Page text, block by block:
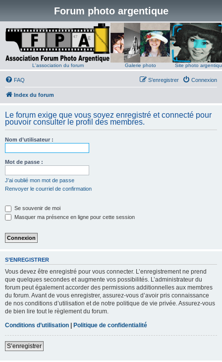
Forum photo argentique
L'association du forum Galerie photo Site photo
FAQ Connexion
S’enregistrer
Index du forum
Le forum exige que vous soyez enregistré et connecté pour
pouvoir consulter le profil des membres.
Nom d’utilisateur :
Mot de passe :
J’ai oublié mon mot de passe
Renvoyer le courriel de confirmation
Se souvenir de moi
Masquer ma présence en ligne pour cette session
S’ENREGISTRER
Vous devez être enregistré pour vous connecter. L’enregistrement ne prend
que quelques secondes et augmente vos possibilités. L’administrateur du
forum peut également accorder des permissions additionnelles aux membres
du forum. Avant de vous enregistrer, assurez-vous d’avoir pris connaissance
de nos conditions d’utilisation et de notre politique de vie privée. Assurez-vous
de bien lire tout le règlement du forum.
Conditions d’utilisation | Politique de confidentialité
S’enregistrer